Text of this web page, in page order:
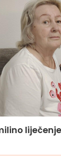
liječenje